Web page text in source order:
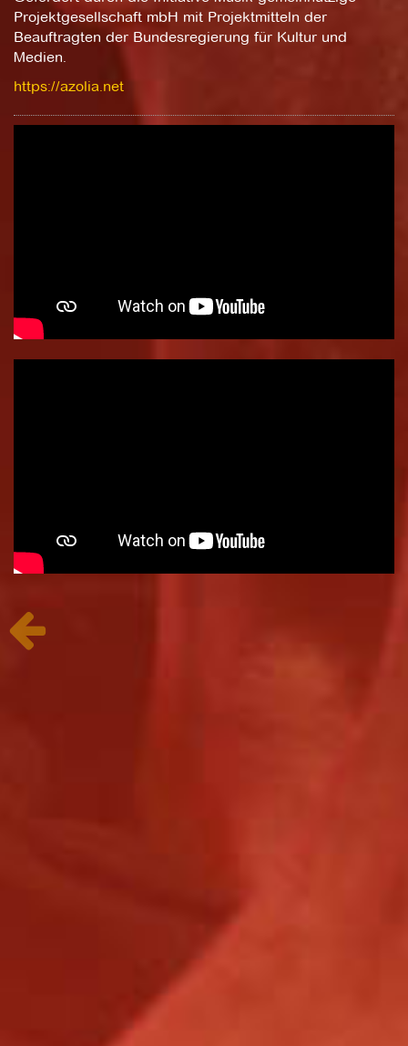
Projektgesellschaft mbH mit Projektmitteln der
Beauftragten der Bundesregierung für Kultur und
Medien.
https://azolia.net